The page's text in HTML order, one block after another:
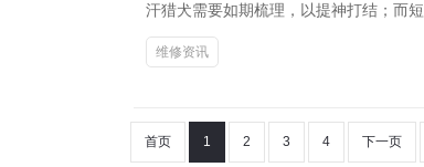
汗猎犬需要如期梳理，以提神打结；而短
维修资讯
首页 1 2 3 4 下一页